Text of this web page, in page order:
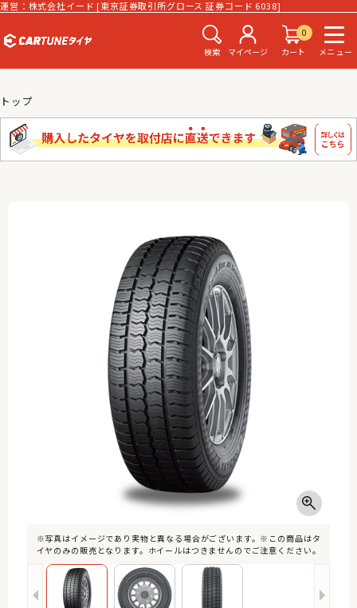
運営：株式会社イード [東京証券取引所グロース 証券コード 6038]
検索 マイページ
0
カート
メニュー
トップ
※写真はイメージであり実物と異なる場合がございます。※この商品はタ
イヤのみの販売となります。ホイールはつきませんのでご注意ください。